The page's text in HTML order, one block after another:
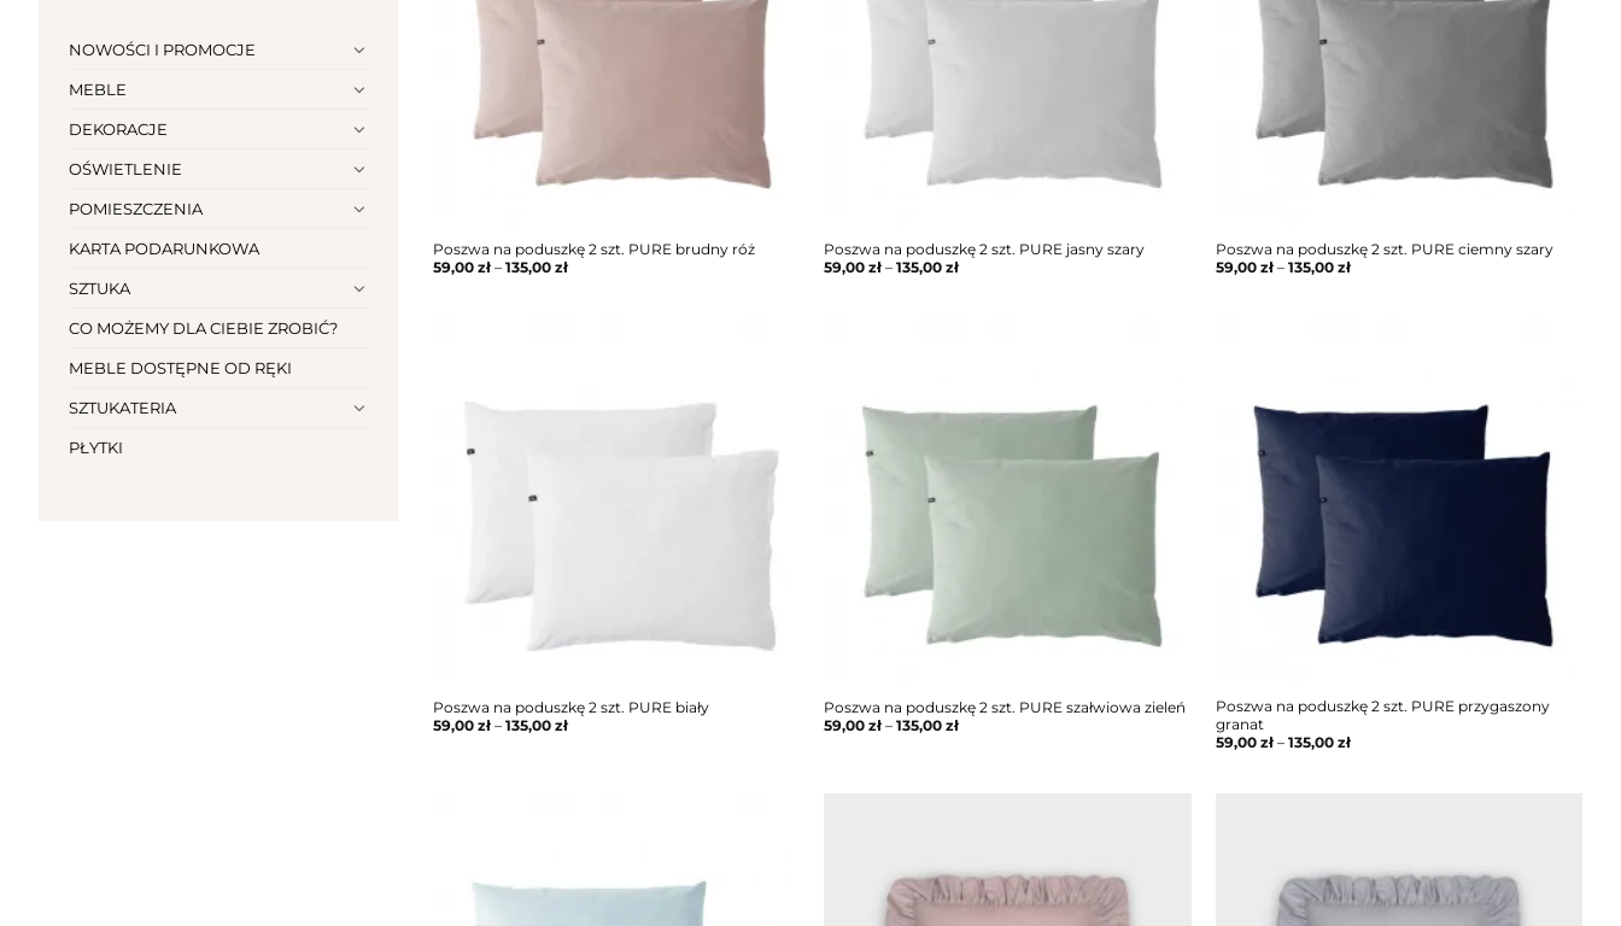
NOWOŚCI I PROMOCJE
MEBLE
DEKORACJE
OŚWIETLENIE
POMIESZCZENIA
KARTA PODARUNKOWA
SZTUKA
CO MOŻEMY DLA CIEBIE ZROBIĆ?
MEBLE DOSTĘPNE OD RĘKI
SZTUKATERIA
PŁYTKI
Poszwa na poduszkę 2 szt. PURE brudny róż
59,00zł –135,00zł
Poszwa na poduszkę 2 szt. PURE jasny szary
59,00zł –135,00zł
Poszwa na poduszkę 2 szt. PURE ciemny szary
59,00 zł– 135,00 zł
Poszwa na poduszkę 2 szt. PURE biały
59,00zł –135,00zł
Poszwa na poduszkę 2 szt. PURE szałwiowa zieleń
59,00zł –135,00zł
Poszwa na poduszkę 2 szt. PURE przygaszony
granat
59,00 zł– 135,00 zł